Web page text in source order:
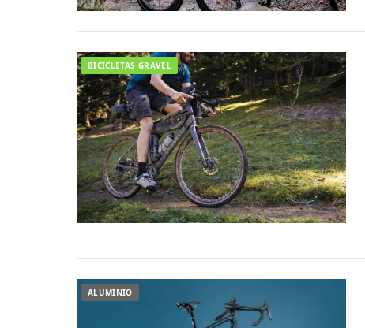
BICICLETAS GRAVEL
ALUMINIO